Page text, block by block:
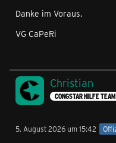
Danke im Voraus.
VG CaPeRi
Christian
CONGSTAR HILFE TEAM
5. August 2026 um 15:42